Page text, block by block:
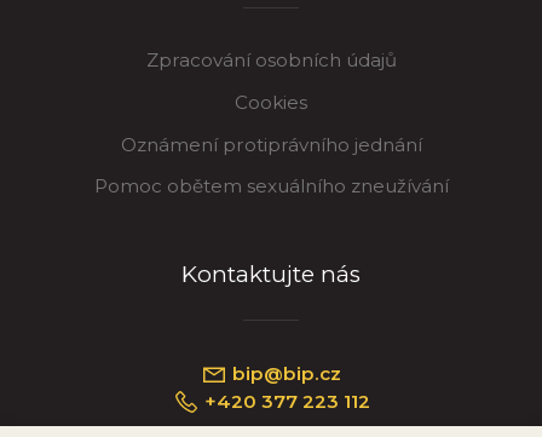
Zpracování osobních údajů
Cookies
Oznámení protiprávního jednání
Pomoc obětem sexuálního zneužívání
Kontaktujte nás
bip@bip.cz
+420 377 223 112